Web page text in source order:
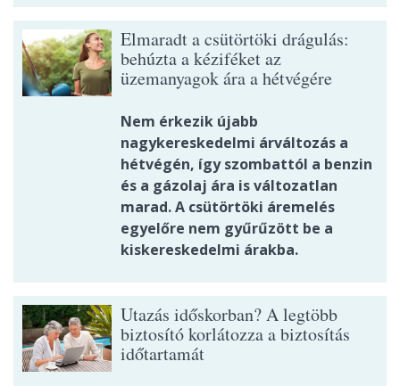
Elmaradt a csütörtöki drágulás:
behúzta a kéziféket az
üzemanyagok ára a hétvégére
Nem érkezik újabb
nagykereskedelmi árváltozás a
hétvégén, így szombattól a benzin
és a gázolaj ára is változatlan
marad. A csütörtöki áremelés
egyelőre nem gyűrűzött be a
kiskereskedelmi árakba.
Utazás időskorban? A legtöbb
biztosító korlátozza a biztosítás
időtartamát